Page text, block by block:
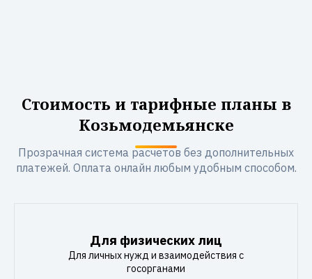
Стоимость и тарифные планы в
Козьмодемьянске
Прозрачная система расчетов без дополнительных
платежей. Оплата онлайн любым удобным способом.
Для физических лиц
Для личных нужд и взаимодействия с
госорганами